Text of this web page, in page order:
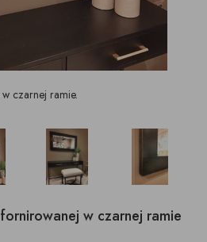
w czarnej ramie.
w czarnej ramie